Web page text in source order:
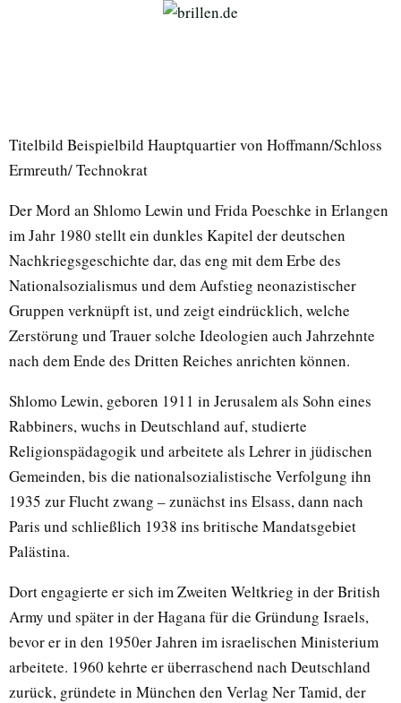
Titelbild Beispielbild Hauptquartier von Hoffmann/Schloss
Ermreuth/ Technokrat
Der Mord an Shlomo Lewin und Frida Poeschke in Erlangen
im Jahr 1980 stellt ein dunkles Kapitel der deutschen
Nachkriegsgeschichte dar, das eng mit dem Erbe des
Nationalsozialismus und dem Aufstieg neonazistischer
Gruppen verknüpft ist, und zeigt eindrücklich, welche
Zerstörung und Trauer solche Ideologien auch Jahrzehnte
nach dem Ende des Dritten Reiches anrichten können.
Shlomo Lewin, geboren 1911 in Jerusalem als Sohn eines
Rabbiners, wuchs in Deutschland auf, studierte
Religionspädagogik und arbeitete als Lehrer in jüdischen
Gemeinden, bis die nationalsozialistische Verfolgung ihn
1935 zur Flucht zwang – zunächst ins Elsass, dann nach
Paris und schließlich 1938 ins britische Mandatsgebiet
Palästina.
Dort engagierte er sich im Zweiten Weltkrieg in der British
Army und später in der Hagana für die Gründung Israels,
bevor er in den 1950er Jahren im israelischen Ministerium
arbeitete. 1960 kehrte er überraschend nach Deutschland
zurück, gründete in München den Verlag Ner Tamid, der